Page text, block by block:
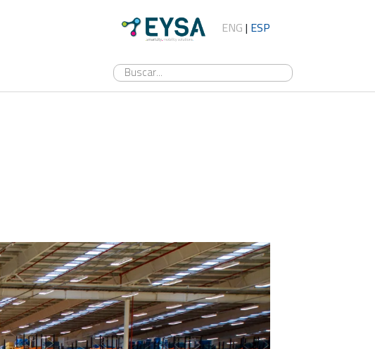
ENG| ESP